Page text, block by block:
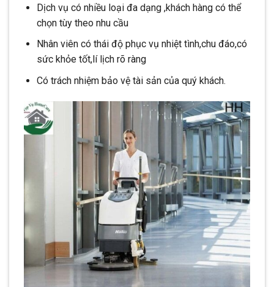
Dịch vụ có nhiều loại đa dạng ,khách hàng có thể
chọn tùy theo nhu cầu
Nhân viên có thái độ phục vụ nhiệt tình,chu đáo,có
sức khỏe tốt,lí lịch rõ ràng
Có trách nhiệm bảo vệ tài sản của quý khách.